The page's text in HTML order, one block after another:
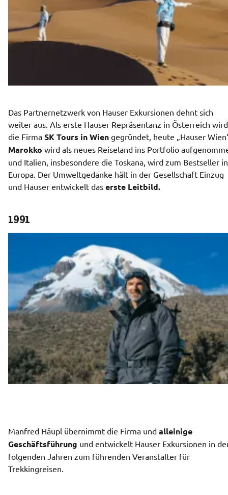
Das Partnernetzwerk von Hauser Exkursionen dehnt sich
weiter aus. Als erste Hauser Repräsentanz in Österreich wird
die Firma SK Tours in Wien
Marokko wird als neues Reiseland ins Portfolio
und Italien, insbesondere die Toskana, wird zum Bestseller in
Europa. Der Umweltgedanke hält in der Gesellschaft Einzug
und Hauser entwickelt das erste Leitbild.
1991
Manfred Häupl übernimmt die Firma und alleinige
Geschäftsführung und entwickelt Hauser Exkursionen in
folgenden Jahren zum führenden Veranstalter für
Trekkingreisen.